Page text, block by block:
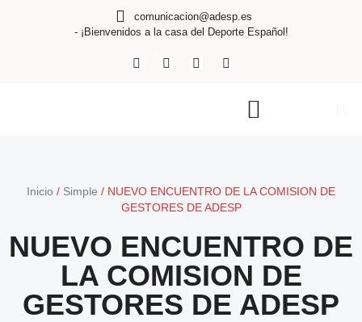
comunicacion@adesp.es
- ¡Bienvenidos a la casa del Deporte Español!
Inicio / Simple / NUEVO ENCUENTRO DE LA COMISION DE
GESTORES DE ADESP
NUEVO ENCUENTRO DE
LA COMISION DE
GESTORES DE ADESP